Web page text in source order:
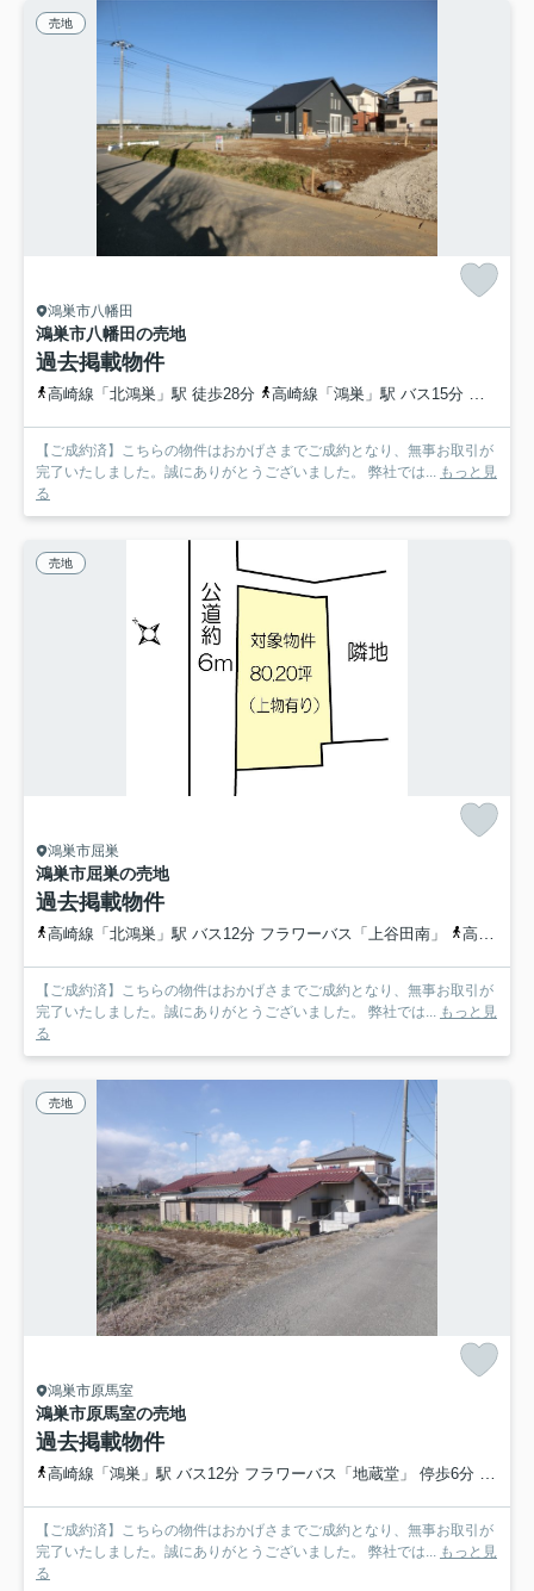
売地
鴻巣市八幡田
鴻巣市八幡田の売地
過去掲載物件
高崎線「北鴻巣」駅 徒歩28分 高崎線「鴻巣」駅 バス15分 フラワーバス「八幡田」 停歩1分
【ご成約済】こちらの物件はおかげさまでご成約となり、無事お取引が
完了いたしました。誠にありがとうございました。 弊社では...
もっと見
る
売地
鴻巣市屈巣
鴻巣市屈巣の売地
過去掲載物件
高崎線「北鴻巣」駅 バス12分 フラワーバス「上谷田南」 高崎線「北鴻巣」駅 徒歩42分
【ご成約済】こちらの物件はおかげさまでご成約となり、無事お取引が
完了いたしました。誠にありがとうございました。 弊社では...
もっと見
る
売地
鴻巣市原馬室
鴻巣市原馬室の売地
過去掲載物件
高崎線「鴻巣」駅 バス12分 フラワーバス「地蔵堂」 停歩6分
【ご成約済】こちらの物件はおかげさまでご成約となり、無事お取引が
完了いたしました。誠にありがとうございました。 弊社では...
もっと見
る